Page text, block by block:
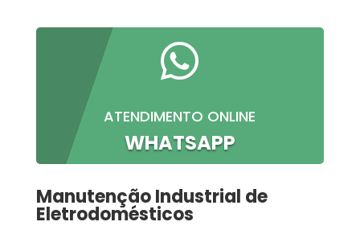

ATENDIMENTO ONLINE
WHATSAPP
Manutenção Industrial de
Eletrodomésticos